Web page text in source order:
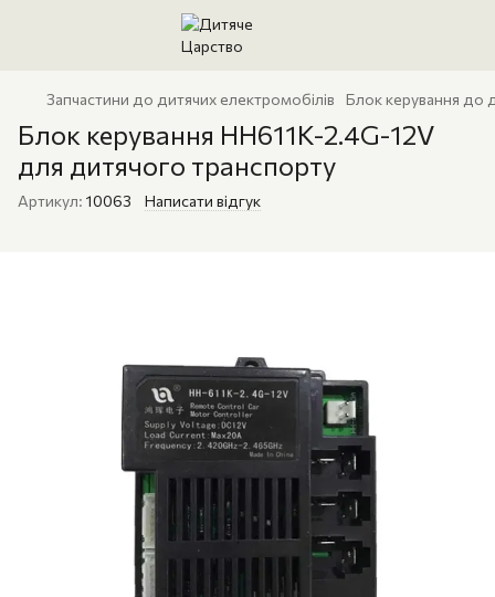
Запчастини до дитячих електромобілів Блок керування до
Блок керування HH611K-2.4G-12V
для дитячого транспорту
Артикул: 10063 Написати відгук